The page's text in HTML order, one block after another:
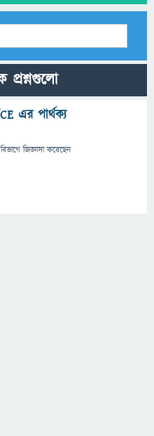
প্রশ্নগুলো
এর পার্থক্য
জিজ্ঞাসাকরেছেন